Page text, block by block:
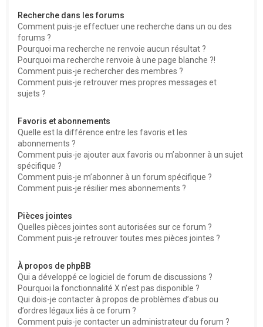
Recherche dans les forums
Comment puis-je effectuer une recherche dans un ou des
forums ?
Pourquoi ma recherche ne renvoie aucun résultat ?
Pourquoi ma recherche renvoie à une page blanche ?!
Comment puis-je rechercher des membres ?
Comment puis-je retrouver mes propres messages et
sujets ?
Favoris et abonnements
Quelle est la différence entre les favoris et les
abonnements ?
Comment puis-je ajouter aux favoris ou m’abonner à un sujet
spécifique ?
Comment puis-je m’abonner à un forum spécifique ?
Comment puis-je résilier mes abonnements ?
Pièces jointes
Quelles pièces jointes sont autorisées sur ce forum ?
Comment puis-je retrouver toutes mes pièces jointes ?
À propos de phpBB
Qui a développé ce logiciel de forum de discussions ?
Pourquoi la fonctionnalité X n’est pas disponible ?
Qui dois-je contacter à propos de problèmes d’abus ou
d’ordres légaux liés à ce forum ?
Comment puis-je contacter un administrateur du forum ?